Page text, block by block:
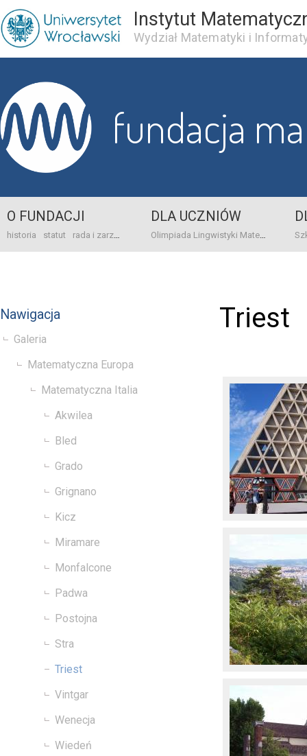
Instytut
Wydział Matematyki i
fundacja
O FUNDACJI
historia statut rada i zarząd dane bankowo-adresowe kontakt
DLA UCZNIÓW
Olimpiada Lingwistyki Matematycznej
Nawigacja
Galeria
Matematyczna Europa
Matematyczna Italia
Akwilea
Bled
Grado
Grignano
Kicz
Miramare
Monfalcone
Padwa
Postojna
Stra
Triest
Vintgar
Wenecja
Wiedeń
Triest